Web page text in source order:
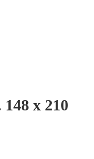
x 210